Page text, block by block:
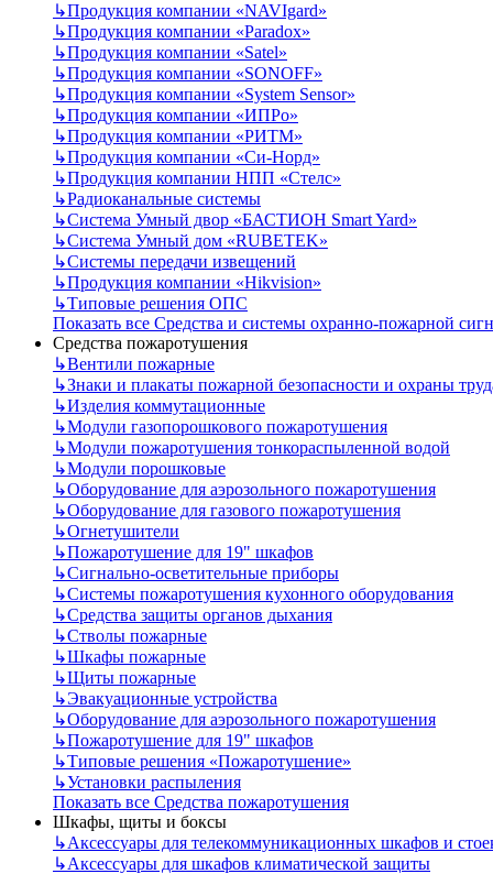
↳Продукция компании «NAVIgard»
↳Продукция компании «Paradox»
↳Продукция компании «Satel»
↳Продукция компании «SONOFF»
↳Продукция компании «System Sensor»
↳Продукция компании «ИПРо»
↳Продукция компании «РИТМ»
↳Продукция компании «Си-Норд»
↳Продукция компании НПП «Стелс»
↳Радиоканальные системы
↳Система Умный двор «БАСТИОН Smart Yard»
↳Система Умный дом «RUBETEK»
↳Системы передачи извещений
↳Продукция компании «Hikvision»
↳Типовые решения ОПС
Показать все Средства и системы охранно-пожарной
Средства пожаротушения
↳Вентили пожарные
↳Знаки и плакаты пожарной безопасности и охраны
↳Изделия коммутационные
↳Модули газопорошкового пожаротушения
↳Модули пожаротушения тонкораспыленной водой
↳Модули порошковые
↳Оборудование для аэрозольного пожаротушения
↳Оборудование для газового пожаротушения
↳Огнетушители
↳Пожаротушение для 19" шкафов
↳Сигнально-осветительные приборы
↳Системы пожаротушения кухонного оборудования
↳Средства защиты органов дыхания
↳Стволы пожарные
↳Шкафы пожарные
↳Щиты пожарные
↳Эвакуационные устройства
↳Оборудование для аэрозольного пожаротушения
↳Пожаротушение для 19" шкафов
↳Типовые решения «Пожаротушение»
↳Установки распыления
Показать все Средства пожаротушения
Шкафы, щиты и боксы
↳Аксессуары для телекоммуникационных шкафов и
↳Аксессуары для шкафов климатической защиты